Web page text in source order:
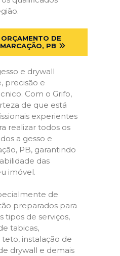
DE
PB
e drywall
precisão e
Com o Grifo,
de que está
experientes
realizar todos os
a gesso e
PB, garantindo
das
imóvel.
de
preparados para
tipos de serviços,
tabicas,
instalação de
drywall e demais